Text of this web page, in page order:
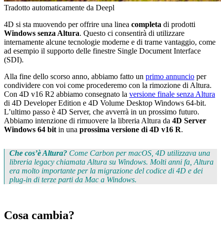
Tradotto automaticamente da Deepl
4D si sta muovendo per offrire una linea completa di prodotti
Windows senza Altura. Questo ci consentirà di utilizzare
internamente alcune tecnologie moderne e di trarne vantaggio, come
ad esempio il supporto delle finestre Single Document Interface
(SDI).
Alla fine dello scorso anno, abbiamo fatto un primo annuncio per
condividere con voi come procederemo con la rimozione di Altura.
Con 4D v16 R2 abbiamo consegnato la versione finale senza Altura
di 4D Developer Edition e 4D Volume Desktop Windows 64-bit.
L’ultimo passo è 4D Server, che avverrà in un prossimo futuro.
Abbiamo intenzione di rimuovere la libreria Altura da 4D Server
Windows 64 bit in una prossima versione di 4D v16 R.
Che cos’è Altura? Come Carbon per macOS, 4D utilizzava una
libreria legacy chiamata Altura su Windows. Molti anni fa, Altura
era molto importante per la migrazione del codice di 4D e dei
plug-in di terze parti da Mac a Windows.
Cosa cambia?